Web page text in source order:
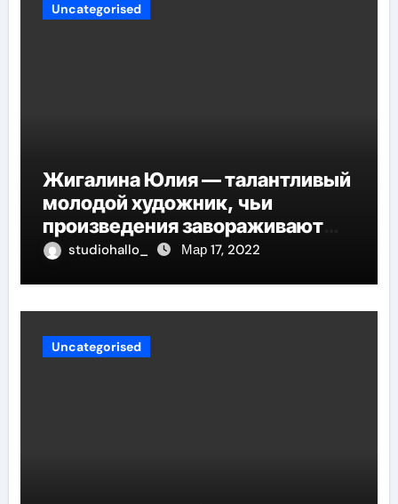
Uncategorised
Жигалина Юлия — талантливый
молодой художник, чьи
произведения завораживают
своей искренностью и
глубины человеческой
сущности
studiohallo_ Мар 17, 2022
Uncategorised